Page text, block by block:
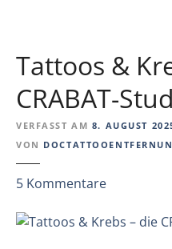
b
e
a
g
n
d
e
b
r
L
Tattoos &
CRABAT-
VERFASST AM 8. AUGUST
VON
5 Kommentarez
T